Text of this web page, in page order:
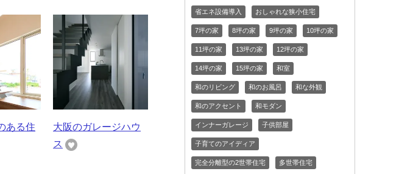
ある住
大阪のガレージハウ
ス
省エネ設備導入 おしゃれな狭小住宅
7坪の家 8坪の家 9坪の家 10坪の家
11坪の家 13坪の家 12坪の家
14坪の家 15坪の家 和室
和のリビング 和のお風呂 和な外観
和のアクセント 和モダン
インナーガレージ 子供部屋
子育てのアイディア
完全分離型の2世帯住宅 多世帯住宅